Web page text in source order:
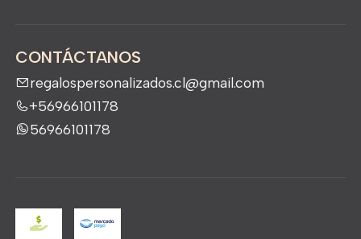
CONTÁCTANOS
regalospersonalizados.cl@gmail.com
+56966101178
56966101178